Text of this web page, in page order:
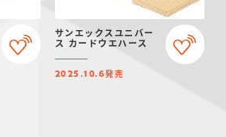
サンエックスユニバー
ス カードウエハース
2025.10.6発売